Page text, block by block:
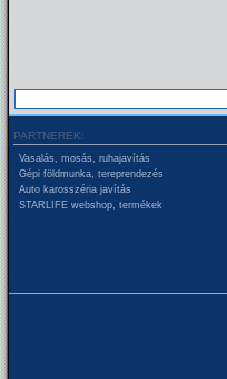
PARTNEREK:
Vasalás, mosás, ruhajavítás
Gépi földmunka, tereprendezés
Auto karosszéria javítás
STARLIFE webshop, termékek